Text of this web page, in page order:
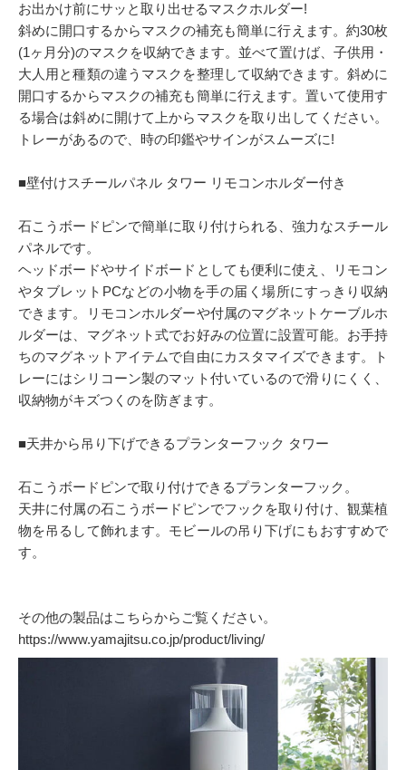
お出かけ前にサッと取り出せるマスクホルダー!
斜めに開口するからマスクの補充も簡単に行えます。約30枚
(1ヶ月分)のマスクを収納できます。並べて置けば、子供用・
大人用と種類の違うマスクを整理して収納できます。斜めに
開口するからマスクの補充も簡単に行えます。置いて使用す
る場合は斜めに開けて上からマスクを取り出してください。
トレーがあるので、時の印鑑やサインがスムーズに!
■壁付けスチールパネル タワー リモコンホルダー付き
石こうボードピンで簡単に取り付けられる、強力なスチール
パネルです。
ヘッドボードやサイドボードとしても便利に使え、リモコン
やタブレットPCなどの小物を手の届く場所にすっきり収納
できます。リモコンホルダーや付属のマグネットケーブルホ
ルダーは、マグネット式でお好みの位置に設置可能。お手持
ちのマグネットアイテムで自由にカスタマイズできます。ト
レーにはシリコーン製のマット付いているので滑りにくく、
収納物がキズつくのを防ぎます。
■天井から吊り下げできるプランターフック タワー
石こうボードピンで取り付けできるプランターフック。
天井に付属の石こうボードピンでフックを取り付け、観葉植
物を吊るして飾れます。モビールの吊り下げにもおすすめで
す。
その他の製品はこちらからご覧ください。
https://www.yamajitsu.co.jp/product/living/